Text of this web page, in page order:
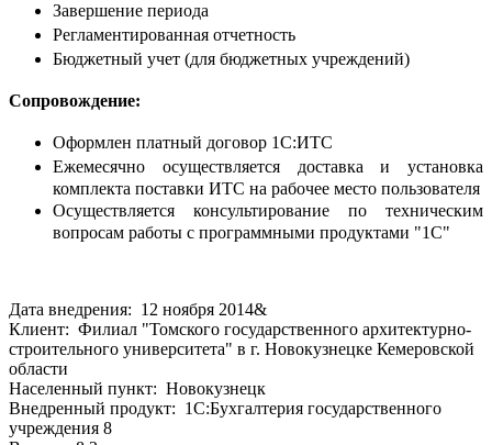
Завершение периода
Регламентированная отчетность
Бюджетный учет (для бюджетных учреждений)
Сопровождение:
Оформлен платный договор 1С:ИТС
Ежемесячно осуществляется доставка и установка
комплекта поставки ИТС на рабочее место пользователя
Осуществляется консультирование по техническим
вопросам работы с программными продуктами "1С"
Дата внедрения: 12 ноября 2014&
Клиент: Филиал "Томского государственного архитектурно-
строительного университета" в г. Новокузнецке Кемеровской
области
Населенный пункт: Новокузнецк
Внедренный продукт: 1С:Бухгалтерия государственного
учреждения 8